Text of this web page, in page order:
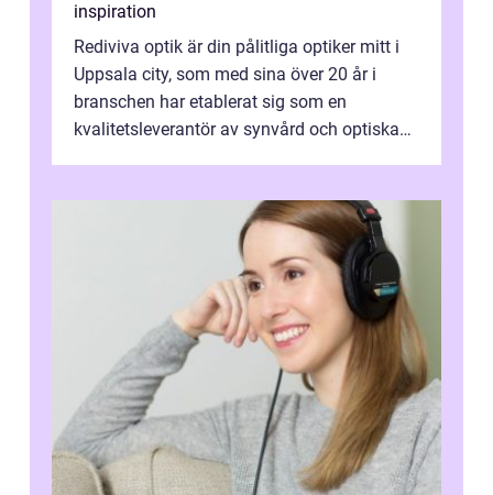
inspiration
Rediviva optik är din pålitliga optiker mitt i
Uppsala city, som med sina över 20 år i
branschen har etablerat sig som en
kvalitetsleverantör av synvård och optiska